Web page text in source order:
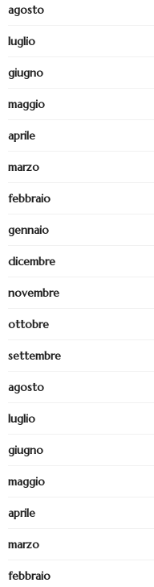
agosto
luglio
giugno
maggio
aprile
marzo
febbraio
gennaio
dicembre
novembre
ottobre
settembre
agosto
luglio
giugno
maggio
aprile
marzo
febbraio